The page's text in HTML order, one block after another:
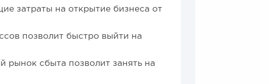
затраты на открытие бизнеса от
позволит быстро выйти на
рынок сбыта позволит занять на